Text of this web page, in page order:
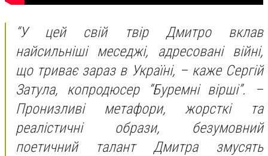
“У цей свій твір Дмитро вклав
найсильніші меседжі, адресовані війні,
що триває зараз в Україні, – каже Сергій
Затула, копродюсер “Буремні вірші”. –
Пронизливі метафори, жорсткі та
реалістичні образи, безумовний
поетичний талант Дмитра змусять